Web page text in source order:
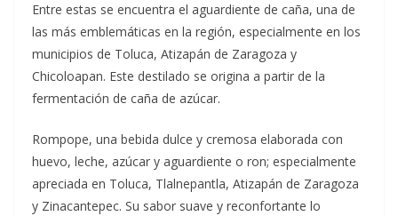
Entre estas se encuentra el aguardiente de caña, una de
las más emblemáticas en la región, especialmente en los
municipios de Toluca, Atizapán de Zaragoza y
Chicoloapan. Este destilado se origina a partir de la
fermentación de caña de azúcar.
Rompope, una bebida dulce y cremosa elaborada con
huevo, leche, azúcar y aguardiente o ron; especialmente
apreciada en Toluca, Tlalnepantla, Atizapán de Zaragoza
y Zinacantepec. Su sabor suave y reconfortante lo